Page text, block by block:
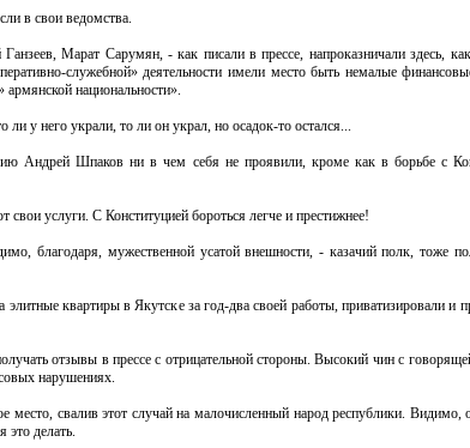
в свои ведомства.
Марат Сарумян, - как писали в прессе, напроказничали здесь,
служебной» деятельности имели место быть немалые
армянской национальности».
у него украли, то ли он украл, но осадок-то остался...
Андрей Шпаков ни в чем себя не проявили, кроме как в борьбе с
услуги. С Конституцией бороться легче и престижнее!
благодаря, мужественной усатой внешности, - казачий полк, тоже
квартиры в Якутске за год-два своей работы, приватизировали и
отзывы в прессе с отрицательной стороны. Высокий чин с
нарушениях.
свалив этот случай на малочисленный народ республики. Видимо,
это делать.